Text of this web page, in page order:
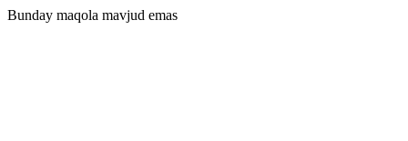
Bunday maqola mavjud emas